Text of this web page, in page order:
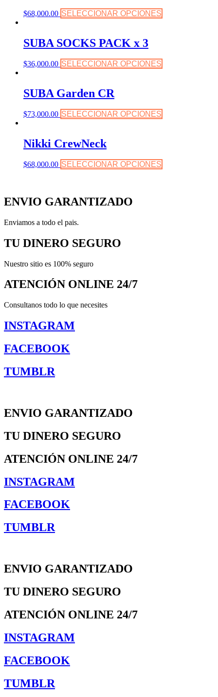
$68,000.00 SELECCIONAR OPCIONES
SUBA SOCKS PACK x 3
$36,000.00 SELECCIONAR OPCIONES
SUBA Garden CR
$73,000.00 SELECCIONAR OPCIONES
Nikki CrewNeck
$68,000.00 SELECCIONAR OPCIONES
ENVIO GARANTIZADO
Enviamos a todo el pais.
TU DINERO SEGURO
Nuestro sitio es 100% seguro
ATENCIÓN ONLINE 24/7
Consultanos todo lo que necesites
INSTAGRAM
FACEBOOK
TUMBLR
ENVIO GARANTIZADO
TU DINERO SEGURO
ATENCIÓN ONLINE 24/7
INSTAGRAM
FACEBOOK
TUMBLR
ENVIO GARANTIZADO
TU DINERO SEGURO
ATENCIÓN ONLINE 24/7
INSTAGRAM
FACEBOOK
TUMBLR